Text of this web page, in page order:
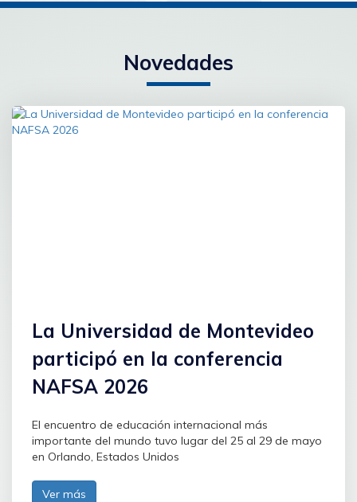
Novedades
La Universidad de Montevideo
participó en la conferencia
NAFSA 2026
El encuentro de educación internacional más
importante del mundo tuvo lugar del 25 al 29 de mayo
en Orlando, Estados Unidos
Ver más